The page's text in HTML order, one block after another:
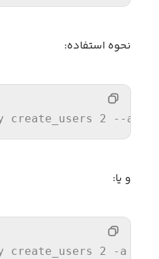
نحوه استفاده:
create_users 2 --
و یا:
create_users 2 -a